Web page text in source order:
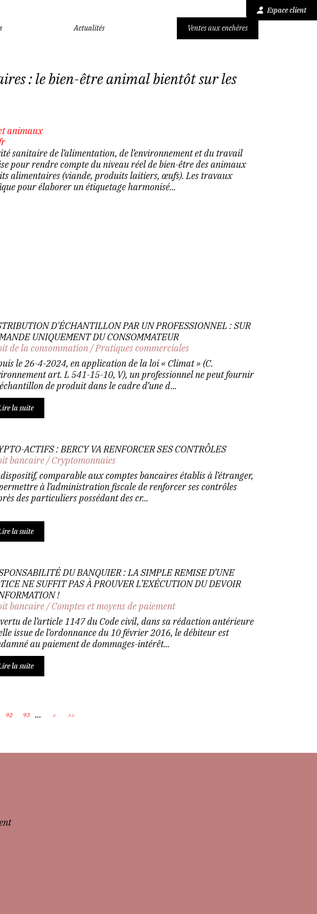
Espace client
Actualités Ventes aux enchères
: le bien-être animal bientôt sur les
animaux
sanitaire de l’alimentation, de l’environnement et du travail
pour rendre compte du niveau réel de bien-être des animaux
alimentaires (viande, produits laitiers, œufs). Les travaux
pour élaborer un étiquetage harmonisé...
D'ÉCHANTILLON PAR UN PROFESSIONNEL : SUR
UNIQUEMENT DU CONSOMMATEUR
de la consommation/Pratiques commerciales
le 26-4-2024, en application de la loi « Climat » (C.
art. L 541-15-10, V), un professionnel ne peut fournir
de produit dans le cadre d’une d...
la suite
ACTIFS : BERCY VA RENFORCER SES CONTRÔLES
bancaire/Cryptomonnaies
comparable aux comptes bancaires établis à l’étranger,
à l’administration fiscale de renforcer ses contrôles
des particuliers possédant des cr...
la suite
DU BANQUIER : LA SIMPLE REMISE D’UNE
NE SUFFIT PAS À PROUVER L’EXÉCUTION DU DEVOIR
!
bancaire/Comptes et moyens de paiement
de l’article 1147 du Code civil, dans sa rédaction antérieure
issue de l’ordonnance du 10 février 2016, le débiteur est
au paiement de dommages-intérêt...
la suite
92 93 ... > >>